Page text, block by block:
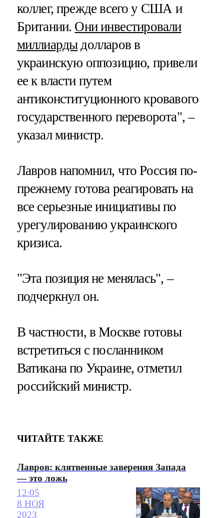
коллег, прежде всего у США и
Британии. Они инвестировали
миллиардыдолларов в
украинскую оппозицию, привели
ее к власти путем
антиконституционного кровавого
государственного переворота", –
указал министр.
Лавров напомнил, что Россия по-
прежнему готова реагировать на
все серьезные инициативы по
урегулированию украинского
кризиса.
"Эта позиция не менялась", –
подчеркнул он.
В частности, в Москве готовы
встретиться с посланником
Ватикана по Украине, отметил
российский министр.
ЧИТАЙТЕ ТАКЖЕ
Лавров: клятвенные заверения Запада
— это ложь
12:05
8 НОЯ
2023